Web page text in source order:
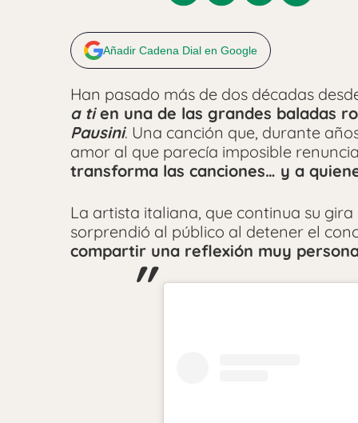
Añadir Cadena Dial en Google
Han pasado más de dos décadas
a tien una de las grandes baladas
Pausini. Una canción que, durante
amor al que parecía imposible
transforma las canciones… y a
La artista italiana, que continua su
sorprendió al público al detener el
compartir una reflexión muy